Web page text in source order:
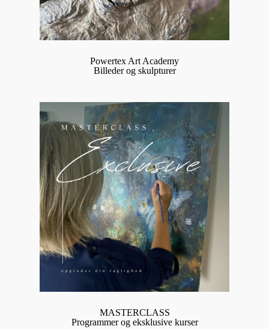
Powertex Art Academy
Billeder og skulpturer
MASTERCLASS
Programmer og eksklusive kurser